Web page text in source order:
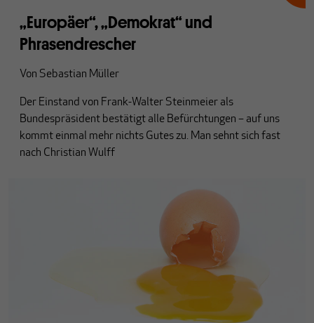
„Europäer“, „Demokrat“ und
Phrasendrescher
Von Sebastian Müller
Der Einstand von Frank-Walter Steinmeier als
Bundespräsident bestätigt alle Befürchtungen – auf uns
kommt einmal mehr nichts Gutes zu. Man sehnt sich fast
nach Christian Wulff